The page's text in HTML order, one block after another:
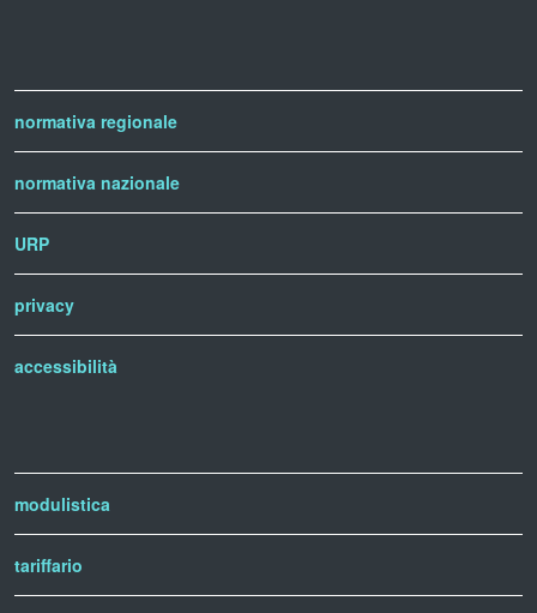
normativa regionale
normativa nazionale
URP
privacy
accessibilità
modulistica
tariffario